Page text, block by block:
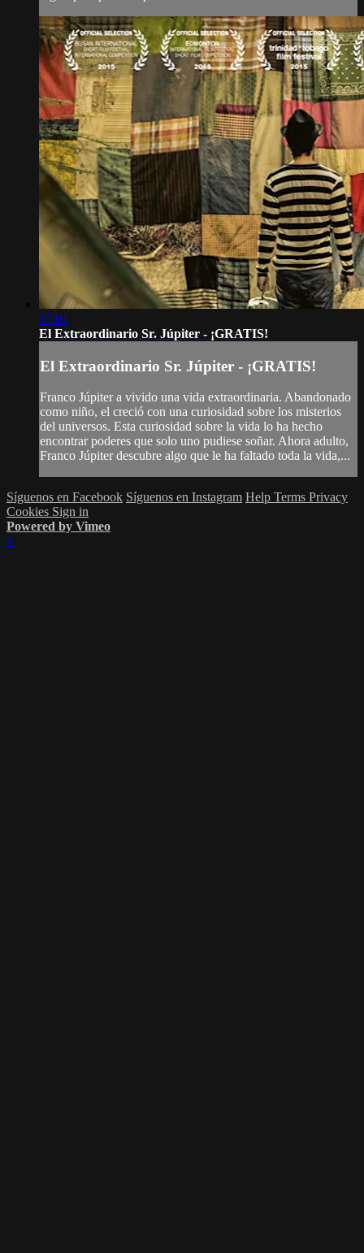
17:01
El Extraordinario Sr. Júpiter - ¡GRATIS!
El Extraordinario Sr. Júpiter - ¡GRATIS!
Franco Júpiter a vivido una vida extraordinaria. Abandonado
como niño, el creció con una curiosidad sobre los misterios
del universos. Esta curiosidad sobre la vida lo ha hecho
encontrar poderes que solo uno pudiese soñar. Ahora adulto,
Franco Júpiter descubre algo que le ha faltado toda la vida,...
Síguenos en Facebook Síguenos en Instagram Help Terms Privacy
Cookies Sign in
Powered by Vimeo
×